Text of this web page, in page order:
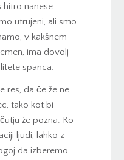
hitro nanese
utrujeni, ali smo
v kakšnem
ima dovolj
spanca.
res, da če že ne
tako kot bi
že pozna. Ko
ljudi, lahko z
da izberemo